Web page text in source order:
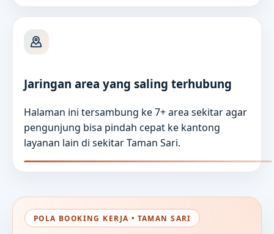
Jaringan area yang saling terhubung
Halaman ini tersambung ke 7+ area sekitar agar
pengunjung bisa pindah cepat ke kantong
layanan lain di sekitar Taman Sari.
POLA BOOKING KERJA • TAMAN SARI